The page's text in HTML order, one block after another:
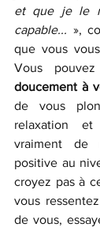
et que je le
capable... »,
que vous
Vous
doucement à
de vous
relaxation
vraiment de
positive au
croyez pas à
vous
de vous,